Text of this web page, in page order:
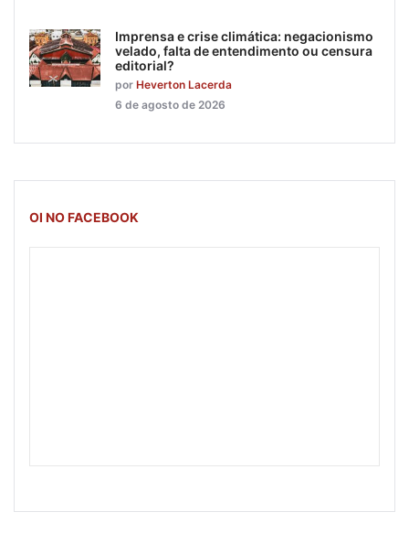
Imprensa e crise climática: negacionismo
velado, falta de entendimento ou censura
editorial?
por Heverton Lacerda
6 de agosto de 2026
OI NO FACEBOOK